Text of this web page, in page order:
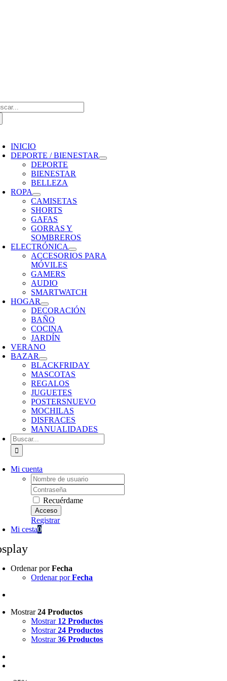
INICIO
DEPORTE / BIENESTAR
DEPORTE
BIENESTAR
BELLEZA
ROPA
CAMISETAS
SHORTS
GAFAS
GORRAS Y
SOMBREROS
ELECTRÓNICA
ACCESORIOS PARA
MÓVILES
GAMERS
AUDIO
SMARTWATCH
HOGAR
DECORACIÓN
BAÑO
COCINA
JARDÍN
VERANO
BAZAR
BLACKFRIDAY
MASCOTAS
REGALOS
JUGUETES
POSTERSNUEVO
MOCHILAS
DISFRACES
MANUALIDADES
Buscar:
Mi cuenta
Username:
Password:
Recuérdame
Registrar
Mi cesta0
Ordenar porFecha
Ordenar porFecha
Mostrar24 Productos
Mostrar 12 Productos
Mostrar24 Productos
Mostrar36 Productos